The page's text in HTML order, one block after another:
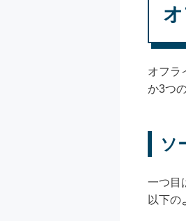
オフラ
か3つ
ソ
一つ目
以下の